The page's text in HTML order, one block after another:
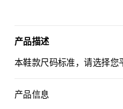
产品描述
本鞋款尺码标准，请选择您
产品信息